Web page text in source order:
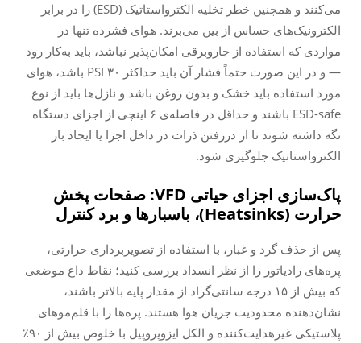
می‌کنند و همچنین خطر تخلیه الکترواستاتیک (ESD) را در برابر
الکترونیک‌های حساس از بین می‌برند. هوای فشرده تنها در
مواردی که استفاده از جاروبرقی امکان‌پذیر نباشد، باید به‌کار رود
— و در این صورت حتماً فشار آن باید حداکثر ۳۰ PSI باشد، هوای
مورد استفاده باید خشک و بدون روغن باشد و نازل‌ها باید از نوع
ESD-safe باشند و حداقل در فاصله‌ی ۶ اینچی از اجزای دستگاه
نگه داشته شوند تا از دررفتن ذرات در داخل اجزا یا ایجاد بار
الکترواستاتیک جلوگیری شود.
پاک‌سازی اجزای حیاتی VFD: صفحات پخش
حرارت (Heatsinks)، باسبارها و برد کنترل
پس از حذف گرد و غبار، با استفاده از تصویربرداری حرارتی،
پره‌های رادیاتور را از نظر انسداد بررسی کنید؛ نقاط داغ موضعی
که بیش از ۱۵ درجه سانتی‌گراد از مقدار پایه بالاتر باشند،
نشان‌دهنده محدودیت جریان هوا هستند. پره‌ها را با قلم‌موهای
پلاستیکی غیرهدایت‌کننده و الکل ایزوپروپیل با خلوص بیش از ۹۰٪